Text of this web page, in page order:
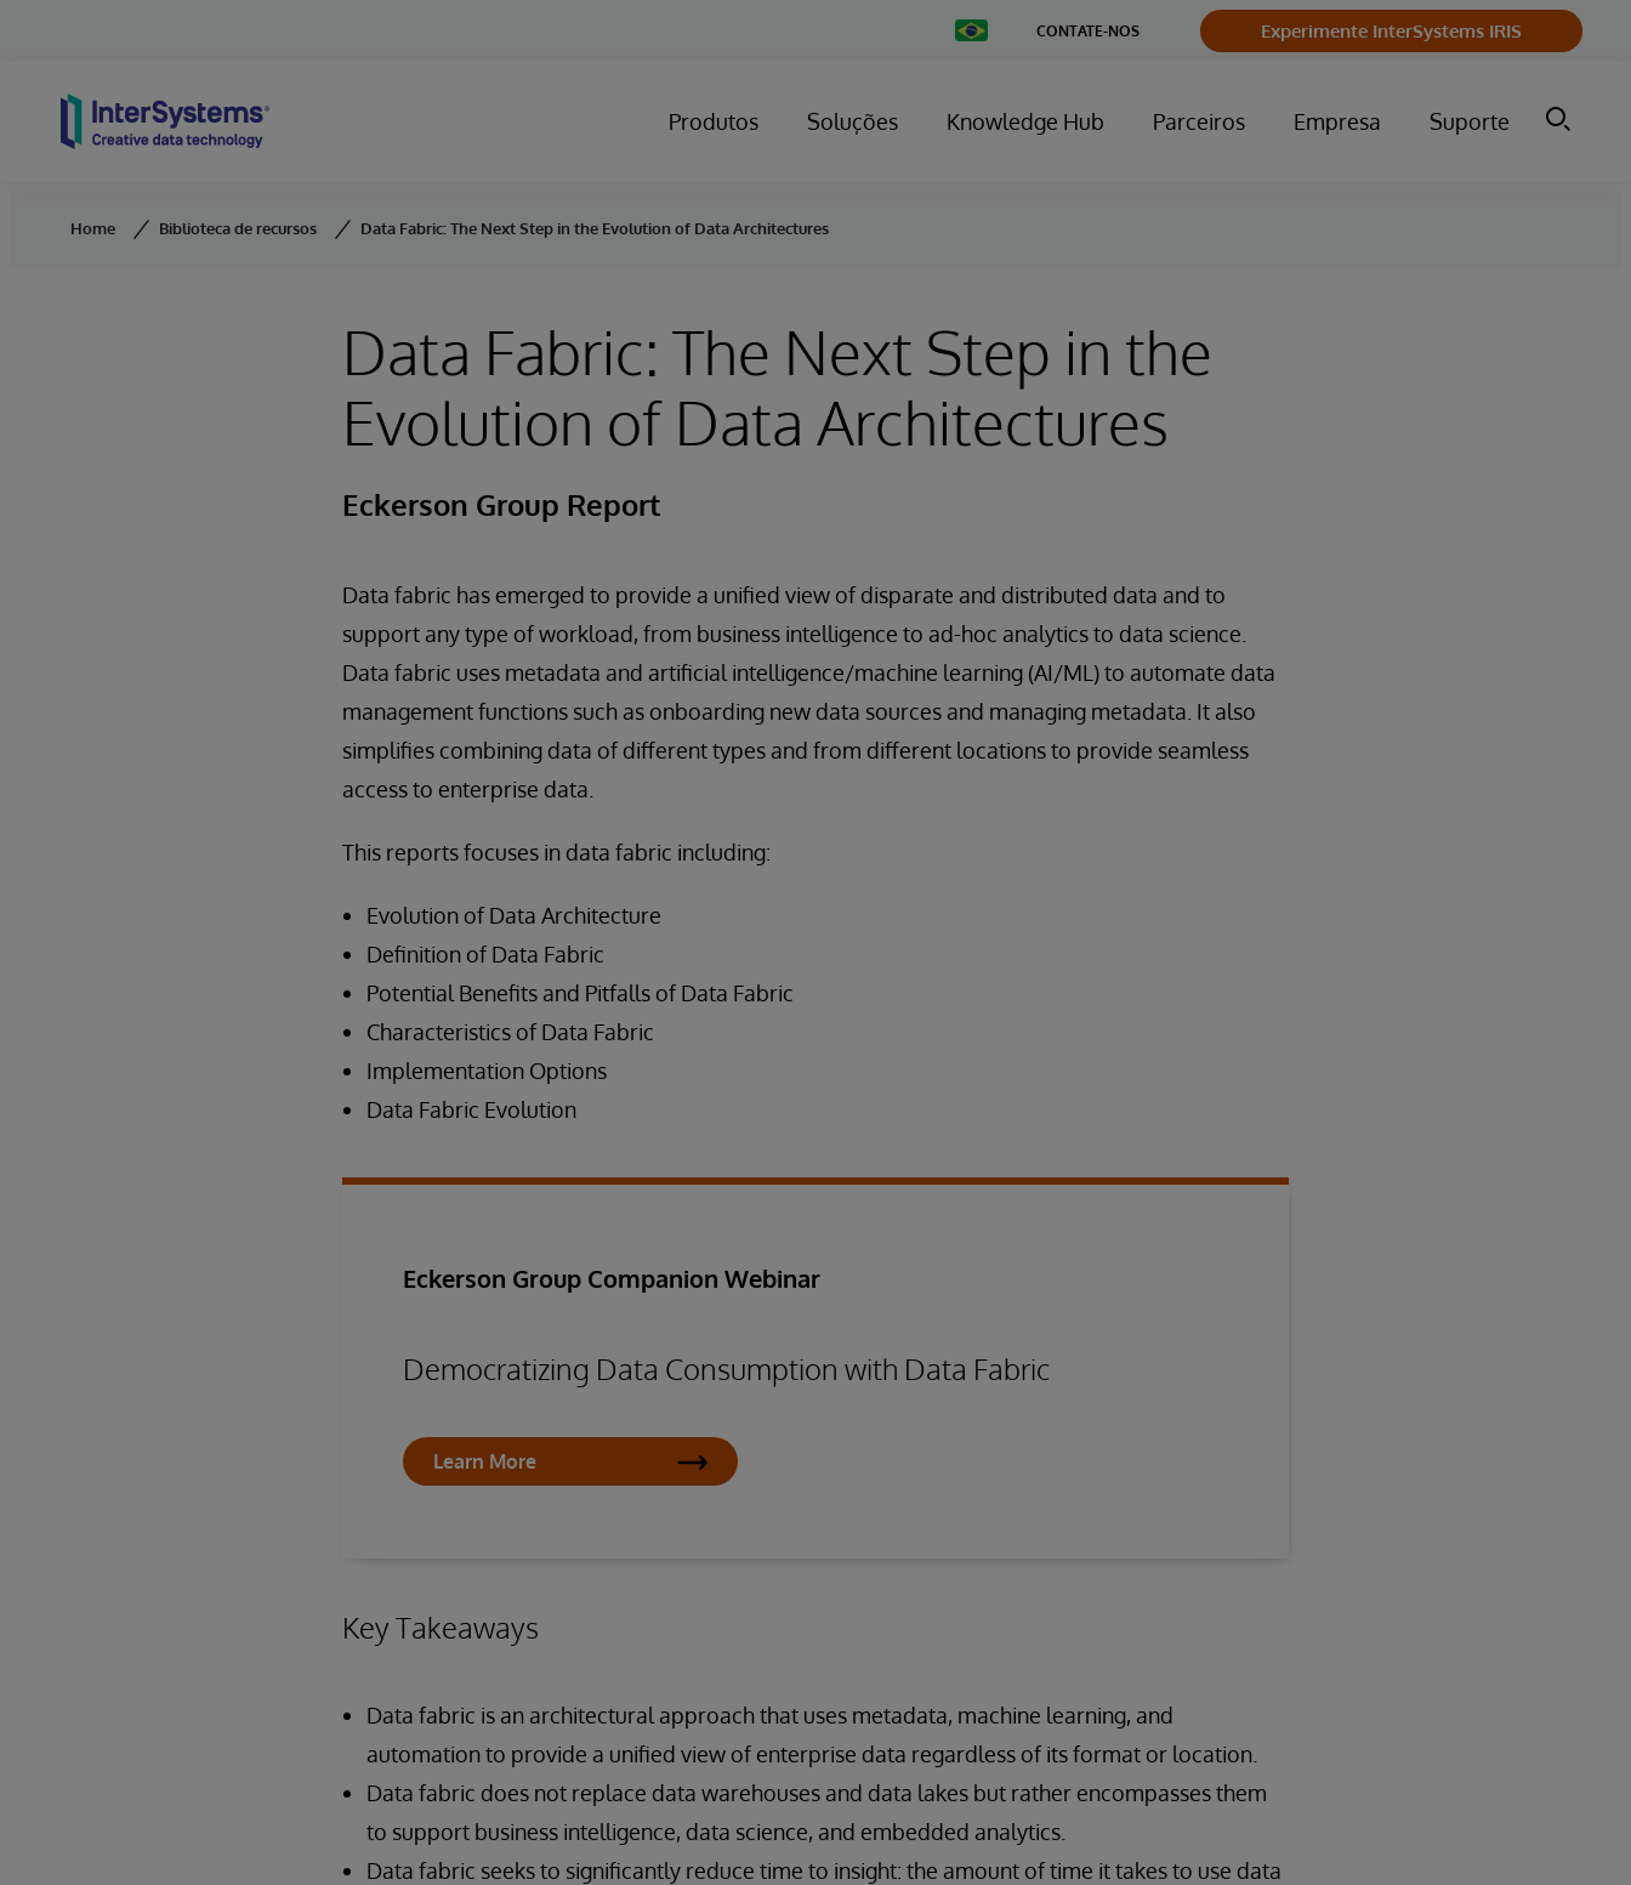
Change
Country
CONTATE-NOS Experimente InterSystems IRIS
Produtos Soluções Knowledge Hub Parceiros Empresa Suporte
Home Biblioteca de recursos Data Fabric: The Next Step in the Evolution of Data Architectures
Data Fabric: The Next Step in the
Evolution of Data Architectures
Eckerson Group Report
Data fabric has emerged to provide a unified view of disparate and distributed data and to
support any type of workload, from business intelligence to ad-hoc analytics to data science.
Data fabric uses metadata and artificial intelligence/machine learning (AI/ML) to automate data
management functions such as onboarding new data sources and managing metadata. It also
simplifies combining data of different types and from different locations to provide seamless
access to enterprise data.
This reports focuses in data fabric including:
Evolution of Data Architecture
Definition of Data Fabric
Potential Benefits and Pitfalls of Data Fabric
Characteristics of Data Fabric
Implementation Options
Data Fabric Evolution
Eckerson Group Companion Webinar
Democratizing Data Consumption with Data Fabric
Learn More
Key Takeaways
Data fabric is an architectural approach that uses metadata, machine learning, and
automation to provide a unified view of enterprise data regardless of its format or location.
Data fabric does not replace data warehouses and data lakes but rather encompasses them
to support business intelligence, data science, and embedded analytics.
Data fabric seeks to significantly reduce time to insight: the amount of time it takes to use data